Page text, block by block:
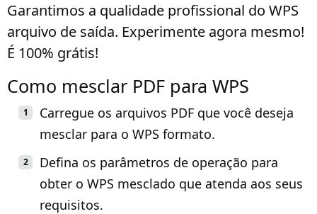
Garantimos a qualidade profissional do WPS
arquivo de saída. Experimente agora mesmo!
É 100% grátis!
Como mesclar PDF para WPS
Carregue os arquivos PDF que você deseja
mesclar para o WPS formato.
Defina os parâmetros de operação para
obter o WPS mesclado que atenda aos seus
requisitos.